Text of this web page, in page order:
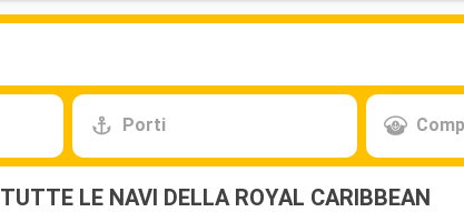
Porti
TUTTE LE NAVI DELLA ROYAL CARIBBEAN